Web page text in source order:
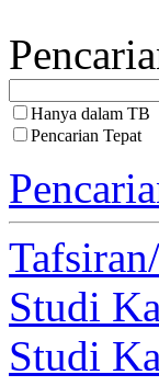
Hanya dalam TB
Pencarian Tepat
Studi
Studi